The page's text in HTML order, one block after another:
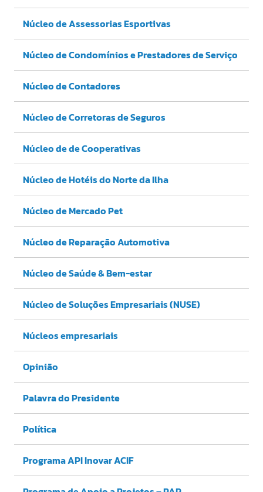
Núcleo de Assessorias Esportivas
Núcleo de Condomínios e Prestadores de Serviço
Núcleo de Contadores
Núcleo de Corretoras de Seguros
Núcleo de de Cooperativas
Núcleo de Hotéis do Norte da Ilha
Núcleo de Mercado Pet
Núcleo de Reparação Automotiva
Núcleo de Saúde & Bem-estar
Núcleo de Soluções Empresariais (NUSE)
Núcleos empresariais
Opinião
Palavra do Presidente
Política
Programa API Inovar ACIF